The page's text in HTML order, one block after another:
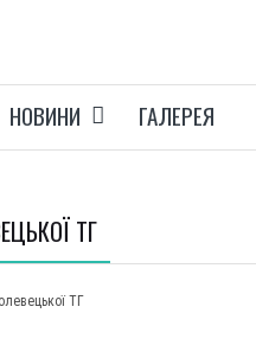
НОВИНИ ГАЛЕРЕЯ
ТГ
ТГ